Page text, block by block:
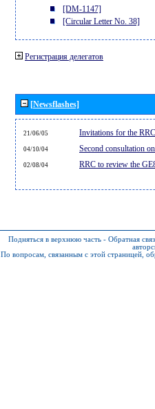
[DM-1147]
[Circular Letter No. 38]
Регистрация делегатов
[Newsflashes]
21/06/05 Invitations for the
04/10/04 Second consultation
02/08/04 RRC to review the
Подняться в верхнюю часть - Обратная
По вопросам, связанным с этой страницей,